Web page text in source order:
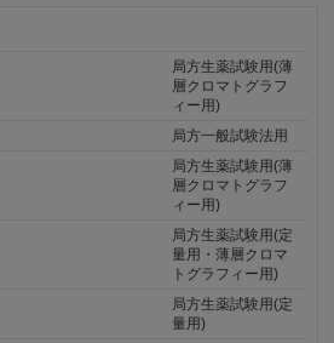
局方生薬試験用(薄
層クロマトグラフ
ィー用)
局方一般試験法用
局方生薬試験用(薄
層クロマトグラフ
ィー用)
局方生薬試験用(定
量用・薄層クロマ
トグラフィー用)
局方生薬試験用(定
量用)